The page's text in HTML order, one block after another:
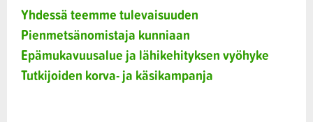
Yhdessä teemme tulevaisuuden
Pienmetsänomistaja kunniaan
Epämukavuusalue ja lähikehityksen vyöhyke
Tutkijoiden korva- ja käsikampanja